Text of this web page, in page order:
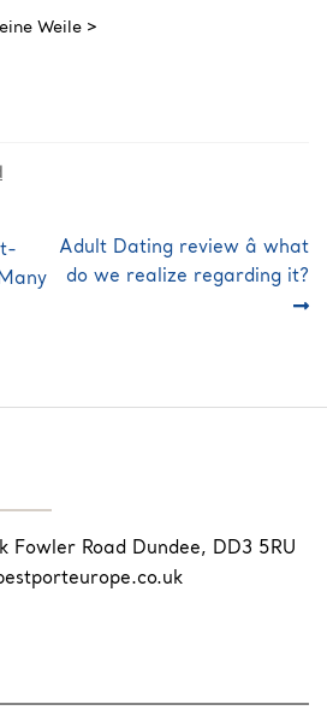
Weile >
Next
post:
Adult Dating review â what
do we realize regarding it?
Fowler Road Dundee, DD3 5RU